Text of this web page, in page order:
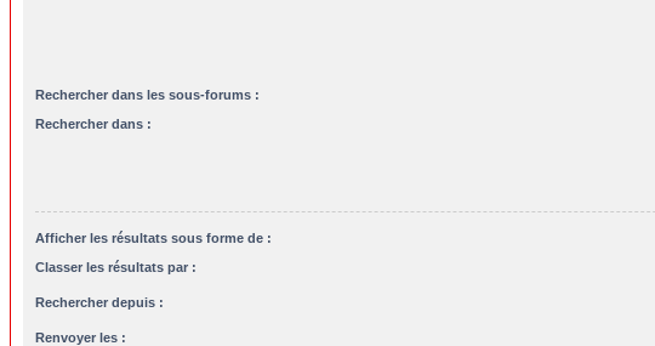
Rechercher dans les sous-forums :
Rechercher dans :
Afficher les résultats sous forme de :
Classer les résultats par :
Rechercher depuis :
Renvoyer les :